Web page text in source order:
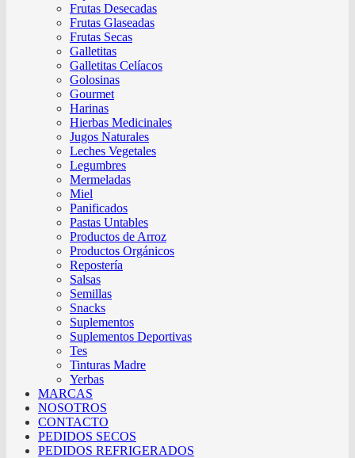
Frutas Desecadas
Frutas Glaseadas
Frutas Secas
Galletitas
Galletitas Celíacos
Golosinas
Gourmet
Harinas
Hierbas Medicinales
Jugos Naturales
Leches Vegetales
Legumbres
Mermeladas
Miel
Panificados
Pastas Untables
Productos de Arroz
Productos Orgánicos
Repostería
Salsas
Semillas
Snacks
Suplementos
Suplementos Deportivas
Tes
Tinturas Madre
Yerbas
MARCAS
NOSOTROS
CONTACTO
PEDIDOS SECOS
PEDIDOS REFRIGERADOS